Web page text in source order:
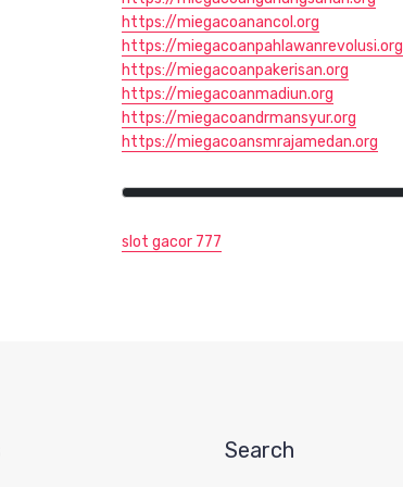
https://miegacoanancol.org
https://miegacoanpahlawanrevolusi.org
https://miegacoanpakerisan.org
https://miegacoanmadiun.org
https://miegacoandrmansyur.org
https://miegacoansmrajamedan.org
slot gacor 777
Search